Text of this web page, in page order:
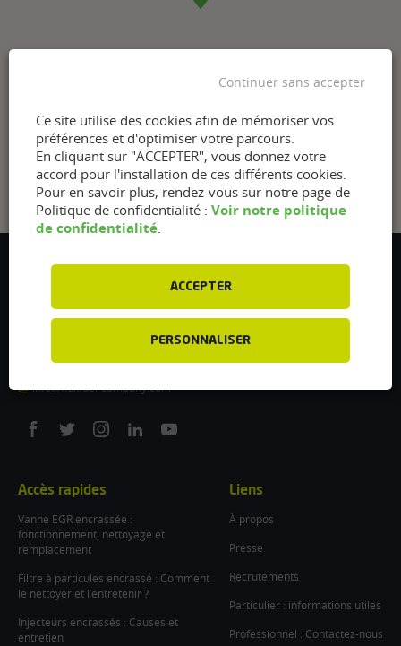
Flexfuel Energy Development
info@flexfuel-company.com
On
On
On
On
On
Accès rapides
Vanne EGR encrassée :
fonctionnement, nettoyage et
remplacement
Filtre à particules encrassé : Comment
le nettoyer et l’entretenir ?
Injecteurs encrassés : Causes et
entretien
Liens
À propos
Presse
Recrutements
Particulier : informations utiles
Professionnel : Contactez-nous
Ce site utilise des cookies afin de mémoriser vos
préférences et d'optimiser votre parcours.
En cliquant sur "ACCEPTER", vous donnez votre
accord pour l'installation de ces différents cookies.
Pour en savoir plus, rendez-vous sur notre page de
Politique de confidentialité : Voir notre politique
de confidentialité.
ACCEPTER
PERSONNALISER
Continuer sans accepter